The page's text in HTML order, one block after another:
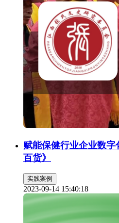
赋能保健行业企业数
百货》
实践案例
2023-09-14 15:40:18